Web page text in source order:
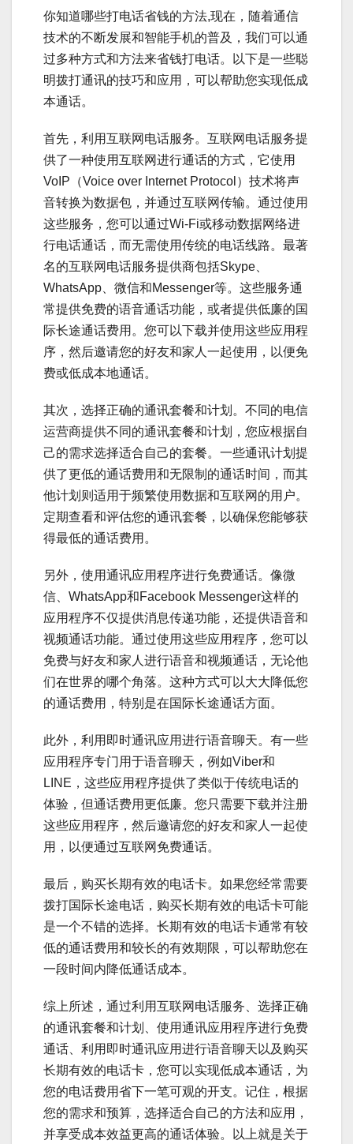
你知道哪些打电话省钱的方法,现在，随着通信
技术的不断发展和智能手机的普及，我们可以通
过多种方式和方法来省钱打电话。以下是一些聪
明拨打通讯的技巧和应用，可以帮助您实现低成
本通话。
首先，利用互联网电话服务。互联网电话服务提
供了一种使用互联网进行通话的方式，它使用
VoIP（Voice over Internet Protocol）技术将声
音转换为数据包，并通过互联网传输。通过使用
这些服务，您可以通过Wi-Fi或移动数据网络进
行电话通话，而无需使用传统的电话线路。最著
名的互联网电话服务提供商包括Skype、
WhatsApp、微信和Messenger等。这些服务通
常提供免费的语音通话功能，或者提供低廉的国
际长途通话费用。您可以下载并使用这些应用程
序，然后邀请您的好友和家人一起使用，以便免
费或低成本地通话。
其次，选择正确的通讯套餐和计划。不同的电信
运营商提供不同的通讯套餐和计划，您应根据自
己的需求选择适合自己的套餐。一些通讯计划提
供了更低的通话费用和无限制的通话时间，而其
他计划则适用于频繁使用数据和互联网的用户。
定期查看和评估您的通讯套餐，以确保您能够获
得最低的通话费用。
另外，使用通讯应用程序进行免费通话。像微
信、WhatsApp和Facebook Messenger这样的
应用程序不仅提供消息传递功能，还提供语音和
视频通话功能。通过使用这些应用程序，您可以
免费与好友和家人进行语音和视频通话，无论他
们在世界的哪个角落。这种方式可以大大降低您
的通话费用，特别是在国际长途通话方面。
此外，利用即时通讯应用进行语音聊天。有一些
应用程序专门用于语音聊天，例如Viber和
LINE，这些应用程序提供了类似于传统电话的
体验，但通话费用更低廉。您只需要下载并注册
这些应用程序，然后邀请您的好友和家人一起使
用，以便通过互联网免费通话。
最后，购买长期有效的电话卡。如果您经常需要
拨打国际长途电话，购买长期有效的电话卡可能
是一个不错的选择。长期有效的电话卡通常有较
低的通话费用和较长的有效期限，可以帮助您在
一段时间内降低通话成本。
综上所述，通过利用互联网电话服务、选择正确
的通讯套餐和计划、使用通讯应用程序进行免费
通话、利用即时通讯应用进行语音聊天以及购买
长期有效的电话卡，您可以实现低成本通话，为
您的电话费用省下一笔可观的开支。记住，根据
您的需求和预算，选择适合自己的方法和应用，
并享受成本效益更高的通话体验。以上就是关于